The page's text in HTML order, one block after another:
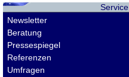
Service
Newsletter
Beratung
Pressespiegel
Referenzen
Umfragen